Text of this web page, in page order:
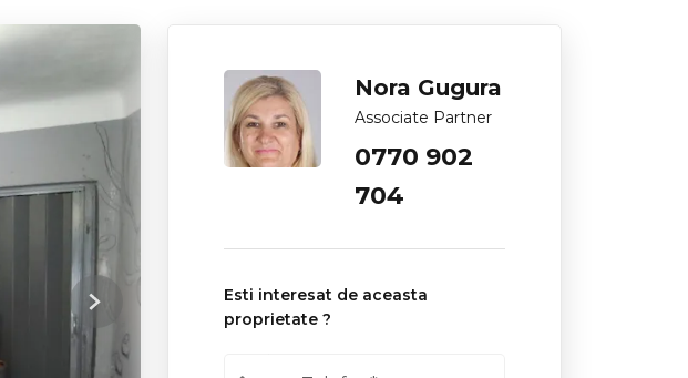
Next
Nora Gugura
Associate Partner
0770 902
704
Esti interesat de aceasta
proprietate ?